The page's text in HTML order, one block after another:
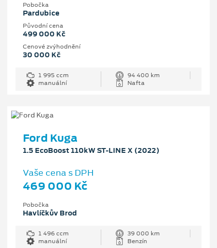
Pobočka
Pardubice
Původní cena
499 000 Kč
Cenové zvýhodnění
30 000 Kč
1 995 ccm
94 400 km
manuální
Nafta
Ford Kuga
1.5 EcoBoost 110kW ST-LINE X (2022)
Vaše cena s DPH
469 000 Kč
Pobočka
Havlíčkův Brod
1 496 ccm
39 000 km
manuální
Benzín